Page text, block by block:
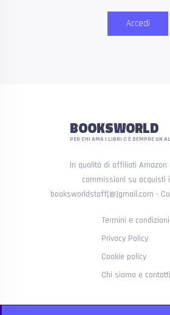
Accedi
BOOKSWORLD
PER CHI AMA I LIBRI C'È SEMPRE UN
In qualità di affiliati Amazon
commissioni su acquisti
booksworldstaff[@]gmail.com -
Termini e condizioni
Privacy Policy
Cookie policy
Chi siamo e contatti